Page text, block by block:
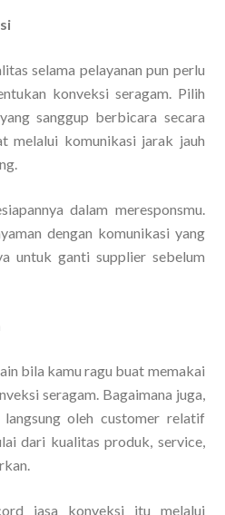
selama pelayanan pun perlu
konveksi seragam. Pilih
sanggup berbicara secara
melalui komunikasi jarak jauh
dalam meresponsmu.
dengan komunikasi yang
untuk ganti supplier sebelum
bila kamu ragu buat memakai
seragam. Bagaimana juga,
oleh customer relatif
dari kualitas produk, service,
jasa konveksi itu melalui